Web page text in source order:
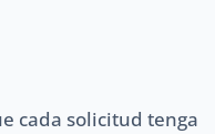
cada solicitud tenga